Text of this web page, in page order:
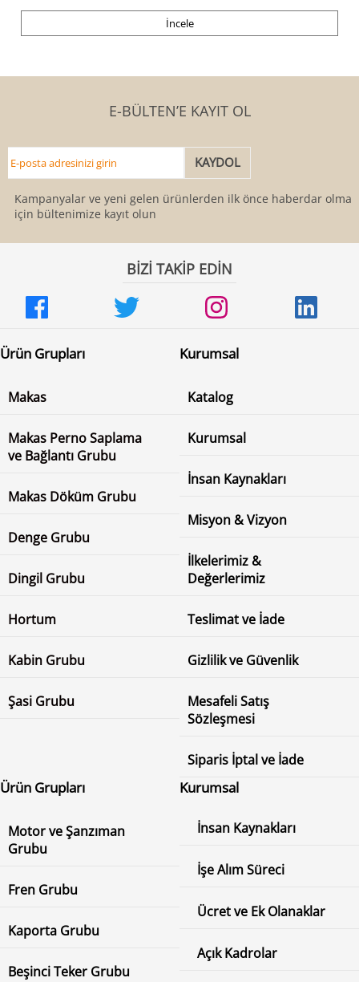
İncele
E-BÜLTEN’E KAYIT OL
Kampanyalar ve yeni gelen ürünlerden ilk önce haberdar olmak
için bültenimize kayıt olun
BİZİ TAKİP EDİN
Ürün Grupları
Makas
Makas Perno Saplama
ve Bağlantı Grubu
Makas Döküm Grubu
Denge Grubu
Dingil Grubu
Hortum
Kabin Grubu
Şasi Grubu
Kurumsal
Katalog
Kurumsal
İnsan Kaynakları
Misyon & Vizyon
İlkelerimiz &
Değerlerimiz
Teslimat ve İade
Gizlilik ve Güvenlik
Mesafeli Satış
Sözleşmesi
Siparis İptal ve İade
Ürün Grupları
Motor ve Şanzıman
Grubu
Fren Grubu
Kaporta Grubu
Beşinci Teker Grubu
Kurumsal
İnsan Kaynakları
İşe Alım Süreci
Ücret ve Ek Olanaklar
Açık Kadrolar